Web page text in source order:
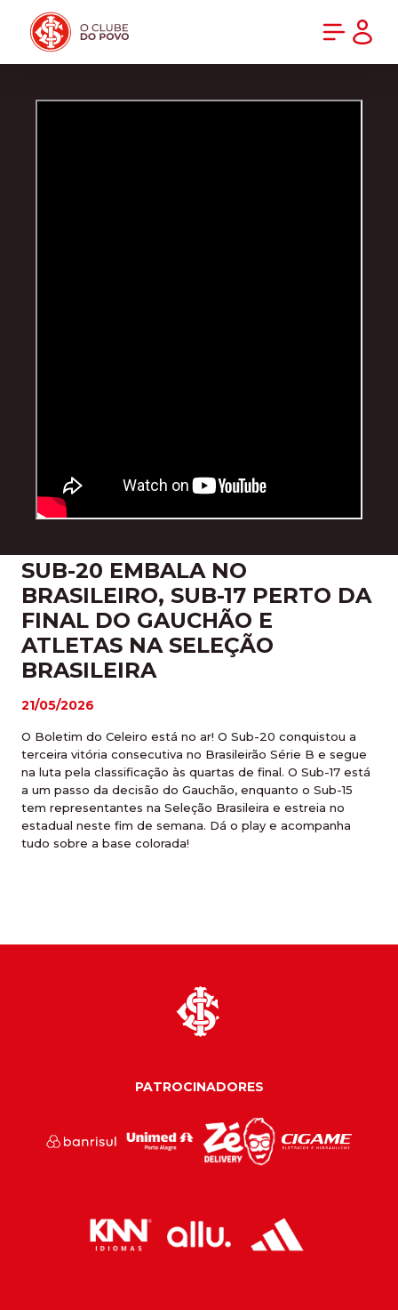
SUB-20 EMBALA NO
BRASILEIRO, SUB-17 PERTO DA
FINAL DO GAUCHÃO E
ATLETAS NA SELEÇÃO
BRASILEIRA
21/05/2026
O Boletim do Celeiro está no ar! O Sub-20 conquistou a
terceira vitória consecutiva no Brasileirão Série B e segue
na luta pela classificação às quartas de final. O Sub-17 está
a um passo da decisão do Gauchão, enquanto o Sub-15
tem representantes na Seleção Brasileira e estreia no
estadual neste fim de semana. Dá o play e acompanha
tudo sobre a base colorada!
PATROCINADORES